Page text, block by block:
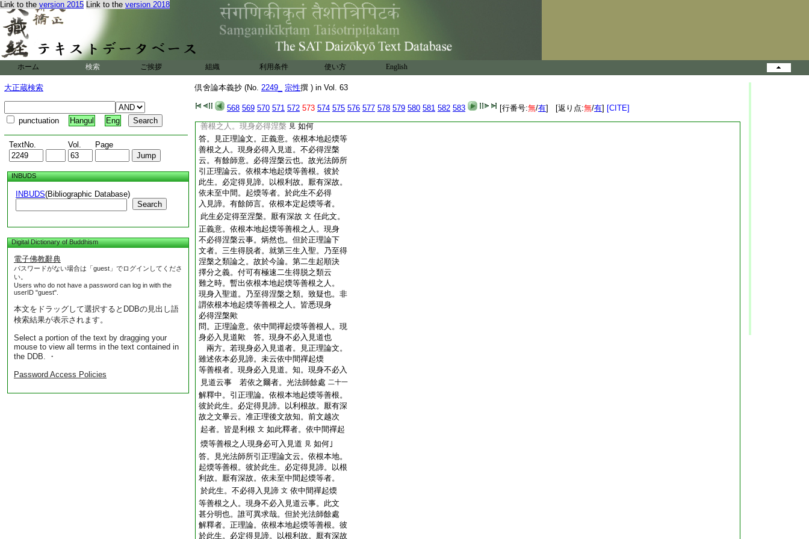
Link to the version 2015 Link to the version 2018
ホーム 検索 ご挨拶 組織 利用条件 使い方 English
大正蔵検索
punctuation Hangul Eng
TextNo. Vol. Page
INBUDS
INBUDS(Bibliographic Database)
Search
Digital Dictionary of Buddhism
電子佛教辭典
パスワードがない場合は「guest」でログインしてくださ
い。
Users who do not have a password can log in with the
userID "guest".
本文をドラッグして選択するとDDBの見出し語
検索結果が表示されます。
Select a portion of the text by dragging your
mouse to view all terms in the text contained in
the DDB. ・
Password Access Policies
倶舍論本義抄 (No. 2249_ 宗性撰 ) in Vol. 63
568 569 570 571 572 573 574 575 576 577 578 579 580 581 582 583 [行番号:無/有] [返り点:無/有] [CITE]
義。忍世第一法。無退捨故。不可有此義
問。正理論意。依根本地。起煗等善根人。現
答。不必得涅槃也兩
見諦。不云現身必得涅槃哉
若依之爾
者。正理論中。破今論第二生起順決擇分
之義云。或彼應許極速二生。謂第二生依
根本地起煗等者。彼於現生。必入聖道。
得解脱故 文 如此文者。依根本地起煗等
善根之人。現身必得涅槃 見 如何
答。見正理論文。正義意。依根本地起煗等
善根之人。現身必得入見道。不必得涅槃
云。有餘師意。必得涅槃云也。故光法師所
引正理論云。依根本地起煗等善根。彼於
此生。必定得見諦。以根利故。厭有深故。
依未至中間。起煗等者。於此生不必得
入見諦。有餘師言。依根本定起煗等者。
此生必定得至涅槃。厭有深故 文 任此文。
正義意。依根本地起煗等善根之人。現身
不必得涅槃云事。炳然也。但於正理論下
文者。三生得脱者。就第三生入聖。乃至得
涅槃之類論之。故於今論。第二生起順決
擇分之義。付可有極速二生得脱之類云
難之時。暫出依根本地起煗等善根之人。
現身入聖道。乃至得涅槃之類。致疑也。非
謂依根本地起煗等善根之人。皆悉現身
必得涅槃歟
問。正理論意。依中間禪起煗等善根人。現
身必入見道歟 答。現身不必入見道也
兩方。若現身必入見道者。見正理論文。
雖述依本必見諦。未云依中間禪起煗
等善根者。現身必入見道。知。現身不必入
見道云事 若依之爾者。光法師餘處 二十一
解釋中。引正理論。依根本地起煗等善根。
彼於此生。必定得見諦。以利根故。厭有深
故之文畢云。准正理後文故知。前文越次
起者。皆是利根 文 如此釋者。依中間禪起
煗等善根之人現身必可入見道 見 如何｣
答。見光法師所引正理論文云。依根本地。
起煗等善根。彼於此生。必定得見諦。以根
利故。厭有深故。依未至中間起煗等者。
於此生。不必得入見諦 文 依中間禪起煗
等善根之人。現身不必入見道云事。此文
甚分明也。誰可異求哉。但於光法師餘處
解釋者。正理論。依根本地起煗等善根。彼
於此生。必定得見諦。以根利故。厭有深故